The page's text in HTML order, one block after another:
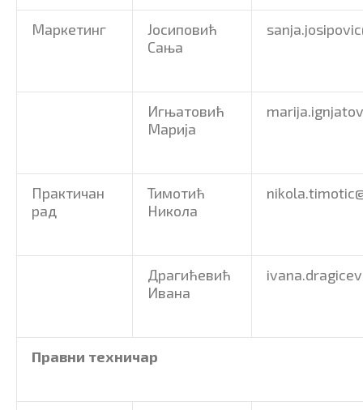
Маркетинг
Јосиповић
Сања
Игњатовић
Марија
Практичан
рад
Тимотић
Никола
Драгићевић
Ивана
Правни техничар